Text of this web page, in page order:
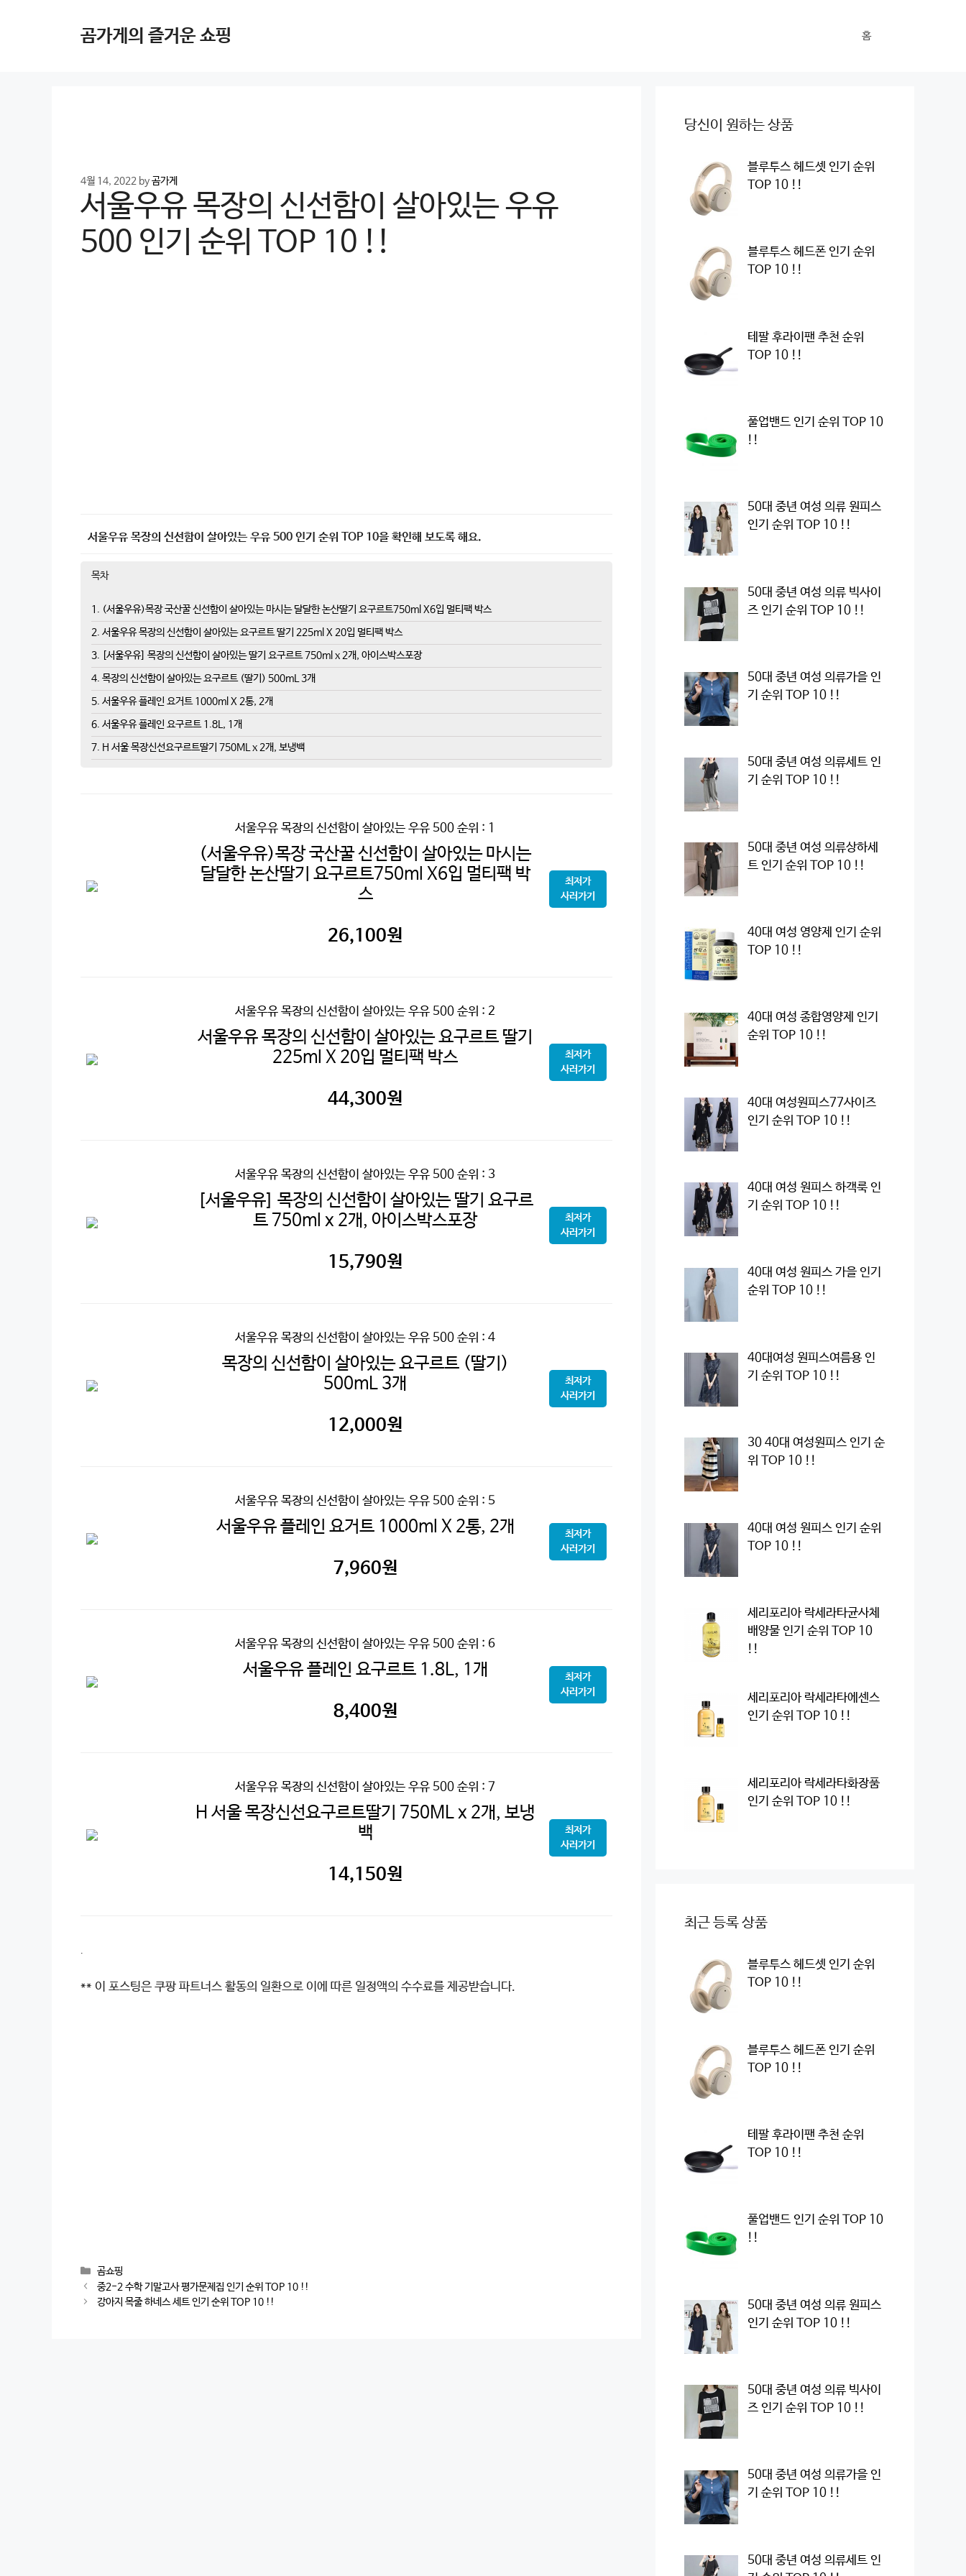
곰가게의 즐거운 쇼핑 홈
4월 14, 2022 by곰가게
서울우유 목장의 신선함이 살아있는 우유
500 인기 순위 TOP 10 !!
서울우유 목장의 신선함이 살아있는 우유 500 인기 순위 TOP 10을 확인해 보도록 해요.
목차
1. (서울우유)목장 국산꿀 신선함이 살아있는 마시는 달달한 논산딸기 요구르트750ml X6입 멀티팩 박스
2. 서울우유 목장의 신선함이 살아있는 요구르트 딸기 225ml X 20입 멀티팩 박스
3. [서울우유] 목장의 신선함이 살아있는 딸기 요구르트 750ml x 2개, 아이스박스포장
4. 목장의 신선함이 살아있는 요구르트 (딸기) 500mL 3개
5. 서울우유 플레인 요거트 1000ml X 2통, 2개
6. 서울우유 플레인 요구르트 1.8L, 1개
7. H 서울 목장신선요구르트딸기 750ML x 2개, 보냉백
서울우유 목장의 신선함이 살아있는 우유 500 순위 : 1
(서울우유)목장 국산꿀 신선함이 살아있는 마시는
달달한 논산딸기 요구르트750ml X6입 멀티팩 박
스
26,100원
최저가
사러가기
서울우유 목장의 신선함이 살아있는 우유 500 순위 : 2
서울우유 목장의 신선함이 살아있는 요구르트 딸기
225ml X 20입 멀티팩 박스
44,300원
최저가
사러가기
서울우유 목장의 신선함이 살아있는 우유 500 순위 : 3
[서울우유] 목장의 신선함이 살아있는 딸기 요구르
트 750ml x 2개, 아이스박스포장
15,790원
최저가
사러가기
서울우유 목장의 신선함이 살아있는 우유 500 순위 : 4
목장의 신선함이 살아있는 요구르트 (딸기)
500mL 3개
12,000원
최저가
사러가기
서울우유 목장의 신선함이 살아있는 우유 500 순위 : 5
서울우유 플레인 요거트 1000ml X 2통, 2개
7,960원
최저가
사러가기
서울우유 목장의 신선함이 살아있는 우유 500 순위 : 6
서울우유 플레인 요구르트 1.8L, 1개
8,400원
최저가
사러가기
서울우유 목장의 신선함이 살아있는 우유 500 순위 : 7
H 서울 목장신선요구르트딸기 750ML x 2개, 보냉
백
14,150원
최저가
사러가기
.
** 이 포스팅은 쿠팡 파트너스 활동의 일환으로 이에 따른 일정액의 수수료를 제공받습니다.
Categories
곰쇼핑
Post
navigation
중2-2 수학 기말고사 평가문제집 인기 순위 TOP 10 !!
강아지 목줄 하네스 세트 인기 순위 TOP 10 !!
당신이 원하는 상품
블루투스 헤드셋 인기 순위
TOP 10 !!
블루투스 헤드폰 인기 순위
TOP 10 !!
테팔 후라이팬 추천 순위
TOP 10 !!
풀업밴드 인기 순위 TOP 10
!!
50대 중년 여성 의류 원피스
인기 순위 TOP 10 !!
50대 중년 여성 의류 빅사이
즈 인기 순위 TOP 10 !!
50대 중년 여성 의류가을 인
기 순위 TOP 10 !!
50대 중년 여성 의류세트 인
기 순위 TOP 10 !!
50대 중년 여성 의류상하세
트 인기 순위 TOP 10 !!
40대 여성 영양제 인기 순위
TOP 10 !!
40대 여성 종합영양제 인기
순위 TOP 10 !!
40대 여성원피스77사이즈
인기 순위 TOP 10 !!
40대 여성 원피스 하객룩 인
기 순위 TOP 10 !!
40대 여성 원피스 가을 인기
순위 TOP 10 !!
40대여성 원피스여름용 인
기 순위 TOP 10 !!
30 40대 여성원피스 인기 순
위 TOP 10 !!
40대 여성 원피스 인기 순위
TOP 10 !!
세리포리아 락세라타균사체
배양물 인기 순위 TOP 10
!!
세리포리아 락세라타에센스
인기 순위 TOP 10 !!
세리포리아 락세라타화장품
인기 순위 TOP 10 !!
최근 등록 상품
블루투스 헤드셋 인기 순위
TOP 10 !!
블루투스 헤드폰 인기 순위
TOP 10 !!
테팔 후라이팬 추천 순위
TOP 10 !!
풀업밴드 인기 순위 TOP 10
!!
50대 중년 여성 의류 원피스
인기 순위 TOP 10 !!
50대 중년 여성 의류 빅사이
즈 인기 순위 TOP 10 !!
50대 중년 여성 의류가을 인
기 순위 TOP 10 !!
50대 중년 여성 의류세트 인